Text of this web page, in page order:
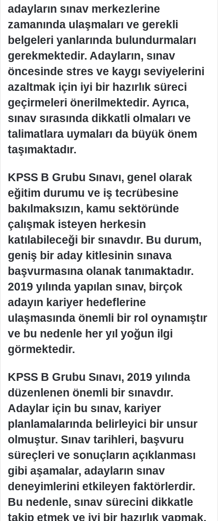
adayların sınav merkezlerine
zamanında ulaşmaları ve gerekli
belgeleri yanlarında bulundurmaları
gerekmektedir. Adayların, sınav
öncesinde stres ve kaygı seviyelerini
azaltmak için iyi bir hazırlık süreci
geçirmeleri önerilmektedir. Ayrıca,
sınav sırasında dikkatli olmaları ve
talimatlara uymaları da büyük önem
taşımaktadır.
KPSS B Grubu Sınavı, genel olarak
eğitim durumu ve iş tecrübesine
bakılmaksızın, kamu sektöründe
çalışmak isteyen herkesin
katılabileceği bir sınavdır. Bu durum,
geniş bir aday kitlesinin sınava
başvurmasına olanak tanımaktadır.
2019 yılında yapılan sınav, birçok
adayın kariyer hedeflerine
ulaşmasında önemli bir rol oynamıştır
ve bu nedenle her yıl yoğun ilgi
görmektedir.
KPSS B Grubu Sınavı, 2019 yılında
düzenlenen önemli bir sınavdır.
Adaylar için bu sınav, kariyer
planlamalarında belirleyici bir unsur
olmuştur. Sınav tarihleri, başvuru
süreçleri ve sonuçların açıklanması
gibi aşamalar, adayların sınav
deneyimlerini etkileyen faktörlerdir.
Bu nedenle, sınav sürecini dikkatle
takip etmek ve iyi bir hazırlık yapmak,